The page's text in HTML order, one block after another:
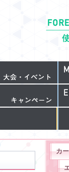
カ